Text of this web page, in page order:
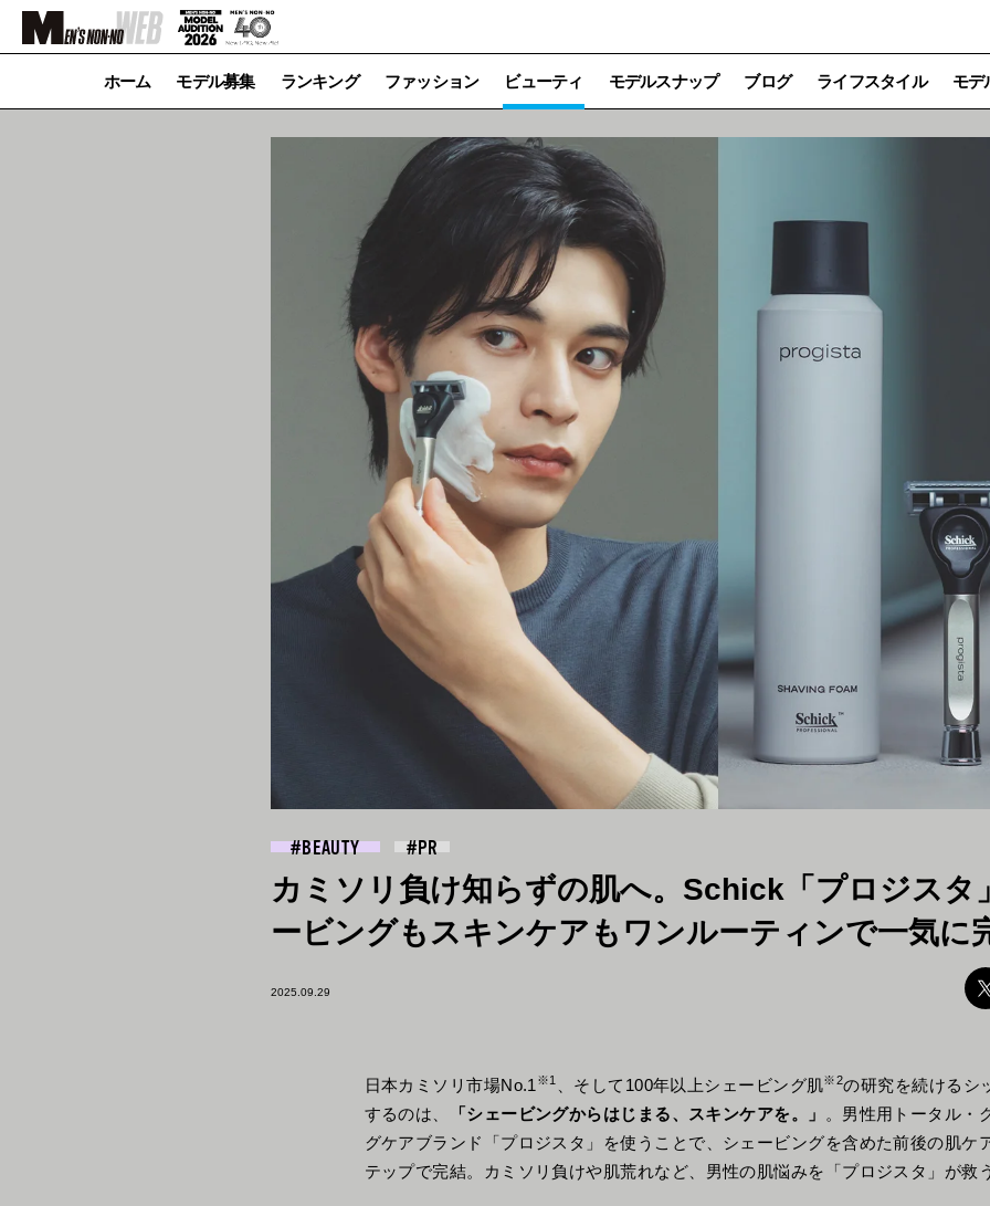
ホーム モデル募集 ランキング ファッション ビューティ モデルスナップ ブログ ライフスタイル モデ
BEAUTY
カミソリ負け知らずの肌へ。Schick「プロジスタ
ービングもスキンケアもワンルーティンで一気に
2025.09.29
日本カミソリ市場No.1 ※1 、そして100年以上シェービング肌※2の研究を続けるシ
するのは、
「シェービングからはじまる、スキンケアを。」
。男性用トータル・
グケアブランド「プロジスタ」を使うことで、シェービングを含めた前後の肌ケ
テップで完結。カミソリ負けや肌荒れなど、男性の肌悩みを「プロジスタ」が救